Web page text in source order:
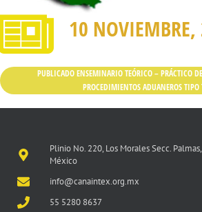
10
PUBLICADO ENSEMINARIO TEÓRICO – PRÁCTICO
PROCEDIMIENTOS ADUANEROS TIPO
Plinio No. 220, Los Morales Secc. Palmas,
México
info@canaintex.org.mx
55 5280 8637